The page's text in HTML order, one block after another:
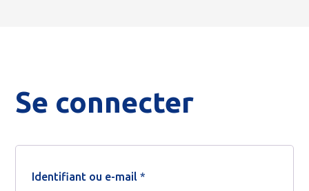
Se connecter
Identifiant ou e-mail*